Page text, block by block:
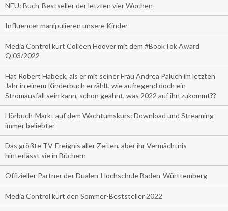
NEU: Buch-Bestseller der letzten vier Wochen
Influencer manipulieren unsere Kinder
Media Control kürt Colleen Hoover mit dem #BookTok Award
Q.03/2022
Hat Robert Habeck, als er mit seiner Frau Andrea Paluch im letzten
Jahr in einem Kinderbuch erzählt, wie aufregend doch ein
Stromausfall sein kann, schon geahnt, was 2022 auf ihn zukommt??
Hörbuch-Markt auf dem Wachtumskurs: Download und Streaming
immer beliebter
Das größte TV-Ereignis aller Zeiten, aber ihr Vermächtnis
hinterlässt sie in Büchern
Offizieller Partner der Dualen-Hochschule Baden-Württemberg
Media Control kürt den Sommer-Beststeller 2022